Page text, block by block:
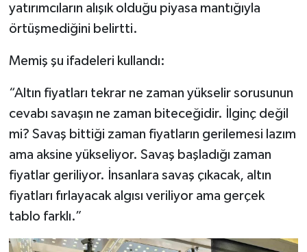
yatırımcıların alışık olduğu piyasa mantığıyla
örtüşmediğini belirtti.
Memiş şu ifadeleri kullandı:
“Altın fiyatları tekrar ne zaman yükselir sorusunun
cevabı savaşın ne zaman biteceğidir. İlginç değil
mi? Savaş bittiği zaman fiyatların gerilemesi lazım
ama aksine yükseliyor. Savaş başladığı zaman
fiyatlar geriliyor. İnsanlara savaş çıkacak, altın
fiyatları fırlayacak algısı veriliyor ama gerçek
tablo farklı.”